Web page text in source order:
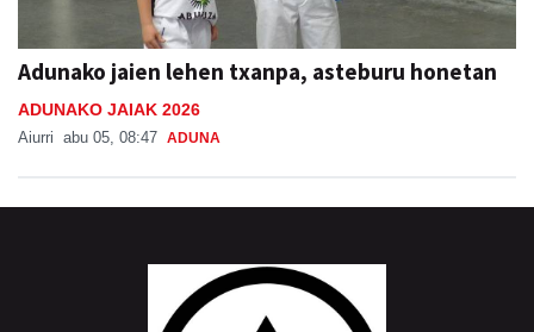
Adunako jaien lehen txanpa, asteburu honetan
ADUNAKO JAIAK 2026
Aiurri abu 05, 08:47 ADUNA